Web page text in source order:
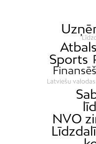
Sports
Latviešu
NVO